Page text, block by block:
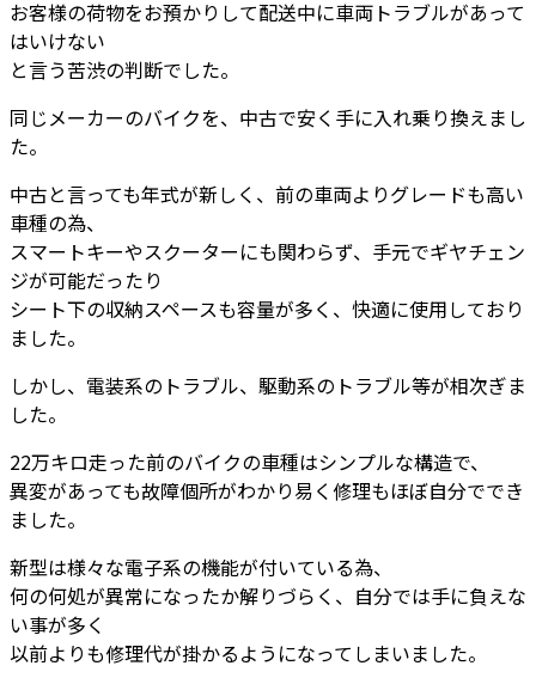
お客様の荷物をお預かりして配送中に車両トラブルがあって
はいけない
と言う苦渋の判断でした。
同じメーカーのバイクを、中古で安く手に入れ乗り換えまし
た。
中古と言っても年式が新しく、前の車両よりグレードも高い
車種の為、
スマートキーやスクーターにも関わらず、手元でギヤチェン
ジが可能だったり
シート下の収納スペースも容量が多く、快適に使用しており
ました。
しかし、電装系のトラブル、駆動系のトラブル等が相次ぎま
した。
22万キロ走った前のバイクの車種はシンプルな構造で、
異変があっても故障個所がわかり易く修理もほぼ自分ででき
ました。
新型は様々な電子系の機能が付いている為、
何の何処が異常になったか解りづらく、自分では手に負えな
い事が多く
以前よりも修理代が掛かるようになってしまいました。